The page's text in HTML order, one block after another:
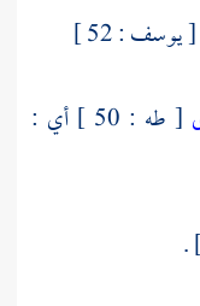
[ يوسف : 52 ]
[ طه : 50 ] أي :